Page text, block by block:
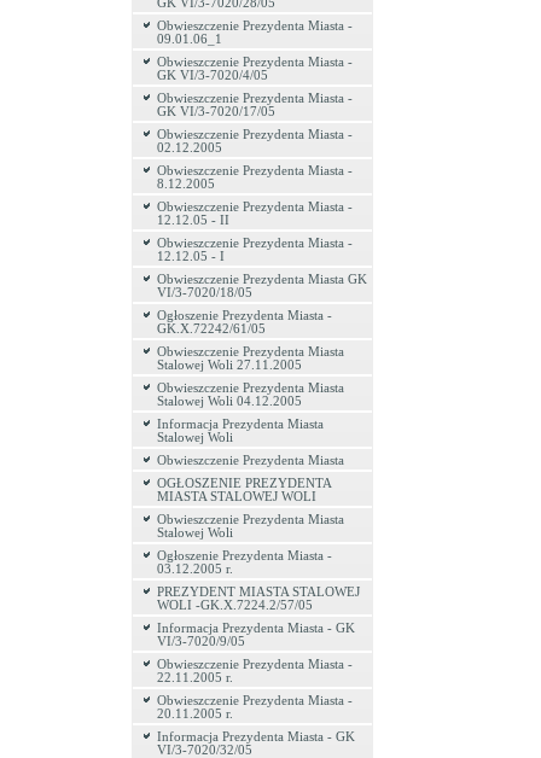
GK VI/3-7020/28/05
Obwieszczenie Prezydenta Miasta -
09.01.06_1
Obwieszczenie Prezydenta Miasta -
GK VI/3-7020/4/05
Obwieszczenie Prezydenta Miasta -
GK VI/3-7020/17/05
Obwieszczenie Prezydenta Miasta -
02.12.2005
Obwieszczenie Prezydenta Miasta -
8.12.2005
Obwieszczenie Prezydenta Miasta -
12.12.05 - II
Obwieszczenie Prezydenta Miasta -
12.12.05 - I
Obwieszczenie Prezydenta Miasta GK
VI/3-7020/18/05
Ogłoszenie Prezydenta Miasta -
GK.X.72242/61/05
Obwieszczenie Prezydenta Miasta
Stalowej Woli 27.11.2005
Obwieszczenie Prezydenta Miasta
Stalowej Woli 04.12.2005
Informacja Prezydenta Miasta
Stalowej Woli
Obwieszczenie Prezydenta Miasta
OGŁOSZENIE PREZYDENTA
MIASTA STALOWEJ WOLI
Obwieszczenie Prezydenta Miasta
Stalowej Woli
Ogłoszenie Prezydenta Miasta -
03.12.2005 r.
PREZYDENT MIASTA STALOWEJ
WOLI -GK.X.7224.2/57/05
Informacja Prezydenta Miasta - GK
VI/3-7020/9/05
Obwieszczenie Prezydenta Miasta -
22.11.2005 r.
Obwieszczenie Prezydenta Miasta -
20.11.2005 r.
Informacja Prezydenta Miasta - GK
VI/3-7020/32/05